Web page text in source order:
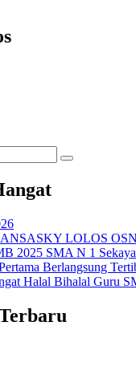
LOLOS
2025 SMA N 1
Berlangsung
Halal Bihalal Guru